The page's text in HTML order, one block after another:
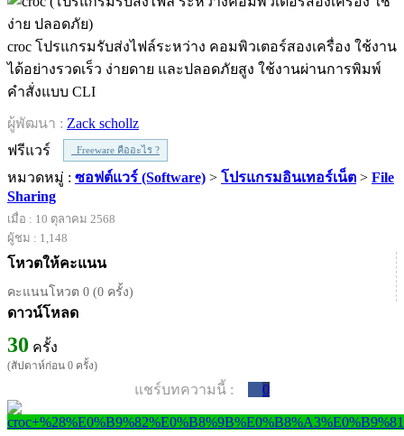
croc โปรแกรมรับส่งไฟล์ระหว่าง คอมพิวเตอร์สองเครื่อง ใช้งาน
ได้อย่างรวดเร็ว ง่ายดาย และปลอดภัยสูง ใช้งานผ่านการพิมพ์
คำสั่งแบบ CLI
ผู้พัฒนา : Zack schollz
ฟรีแวร์
Freeware คืออะไร ?
หมวดหมู่ : ซอฟต์แวร์ (Software) > โปรแกรมอินเทอร์เน็ต > File
Sharing
เมื่อ : 10 ตุลาคม 2568
ผู้ชม : 1,148
โหวตให้คะแนน
คะแนนโหวต 0 (0 ครั้ง)
ดาวน์โหลด
30 ครั้ง
(สัปดาห์ก่อน 0 ครั้ง)
แชร์บทความนี้ : 0